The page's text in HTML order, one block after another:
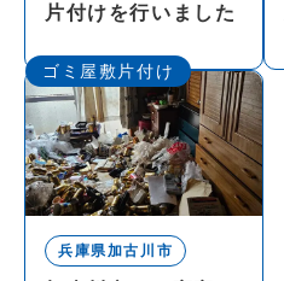
片付けを行いました
ゴミ屋敷片付け
兵庫県加古川市